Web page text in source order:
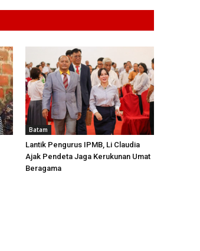
Batam
Lantik Pengurus IPMB, Li Claudia
Ajak Pendeta Jaga Kerukunan Umat
Beragama